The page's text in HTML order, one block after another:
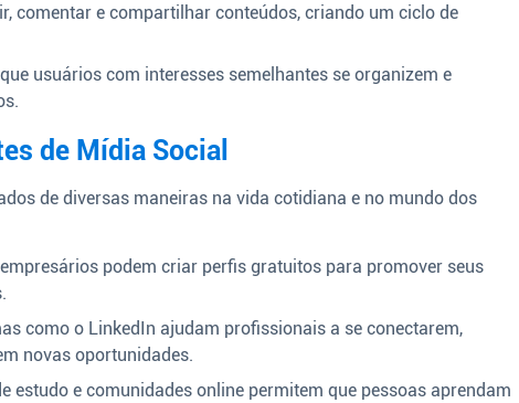
comentar e compartilhar conteúdos, criando um ciclo de
usuários com interesses semelhantes se organizem e
de Mídia Social
de diversas maneiras na vida cotidiana e no mundo dos
empresários podem criar perfis gratuitos para promover seus
como o LinkedIn ajudam profissionais a se conectarem,
novas oportunidades.
estudo e comunidades online permitem que pessoas aprendam